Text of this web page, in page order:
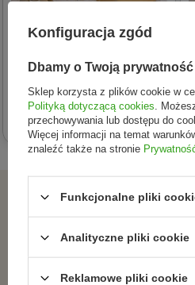
Lodger dwuczęściowa
wrzosowa Ciumbelle Rose r.
58,42 zł
ZAPISZ SIĘ DO NEWSLETTERA
Dołącz do tych,
wybierają
Konfiguracja zgód
Dbamy o Twoją prywatność
Sklep korzysta z plików cookie w
Polityką dotyczącą cookies .
przechowywania lub dostępu do
Więcej informacji na temat
znaleźć także na stronie
Funkcjonalne pliki
Analityczne pliki cookie
Reklamowe pliki cookie